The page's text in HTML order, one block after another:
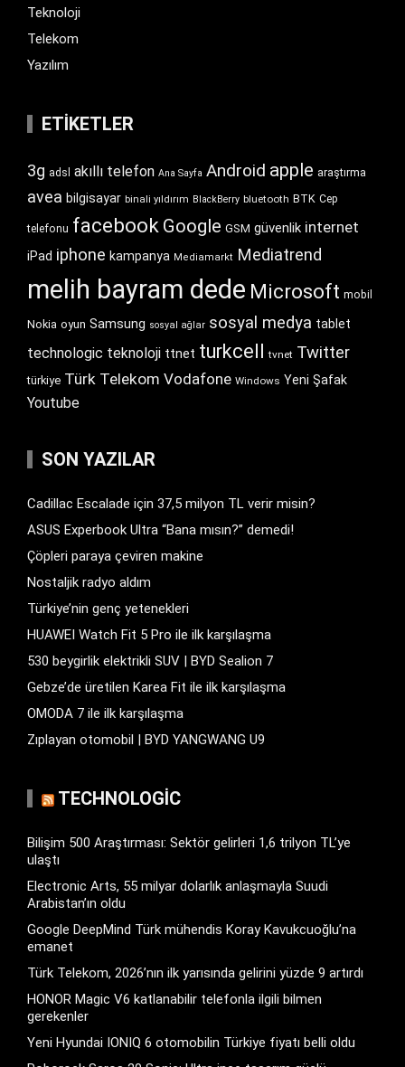
Teknoloji
Telekom
Yazılım
ETIKETLER
3g adsl akıllı telefon Ana Sayfa Android apple araştırma
avea bilgisayar binali yıldırım BlackBerry bluetooth BTK Cep
telefonu facebook Google GSM güvenlik internet
iPad iphone kampanya Mediamarkt Mediatrend
melih bayram dede Microsoft mobil
Nokia oyun Samsung sosyal ağlar sosyal medya tablet
technologic teknoloji ttnet turkcell tvnet Twitter
türkiye Türk Telekom Vodafone Windows Yeni Şafak
Youtube
SON YAZILAR
Cadillac Escalade için 37,5 milyon TL verir misin?
ASUS Experbook Ultra “Bana mısın?” demedi!
Çöpleri paraya çeviren makine
Nostaljik radyo aldım
Türkiye’nin genç yetenekleri
HUAWEI Watch Fit 5 Pro ile ilk karşılaşma
530 beygirlik elektrikli SUV | BYD Sealion 7
Gebze’de üretilen Karea Fit ile ilk karşılaşma
OMODA 7 ile ilk karşılaşma
Zıplayan otomobil | BYD YANGWANG U9
TECHNOLOGIC
Bilişim 500 Araştırması: Sektör gelirleri 1,6 trilyon TL’ye
ulaştı
Electronic Arts, 55 milyar dolarlık anlaşmayla Suudi
Arabistan’ın oldu
Google DeepMind Türk mühendis Koray Kavukcuoğlu’na
emanet
Türk Telekom, 2026’nın ilk yarısında gelirini yüzde 9 artırdı
HONOR Magic V6 katlanabilir telefonla ilgili bilmen
gerekenler
Yeni Hyundai IONIQ 6 otomobilin Türkiye fiyatı belli oldu